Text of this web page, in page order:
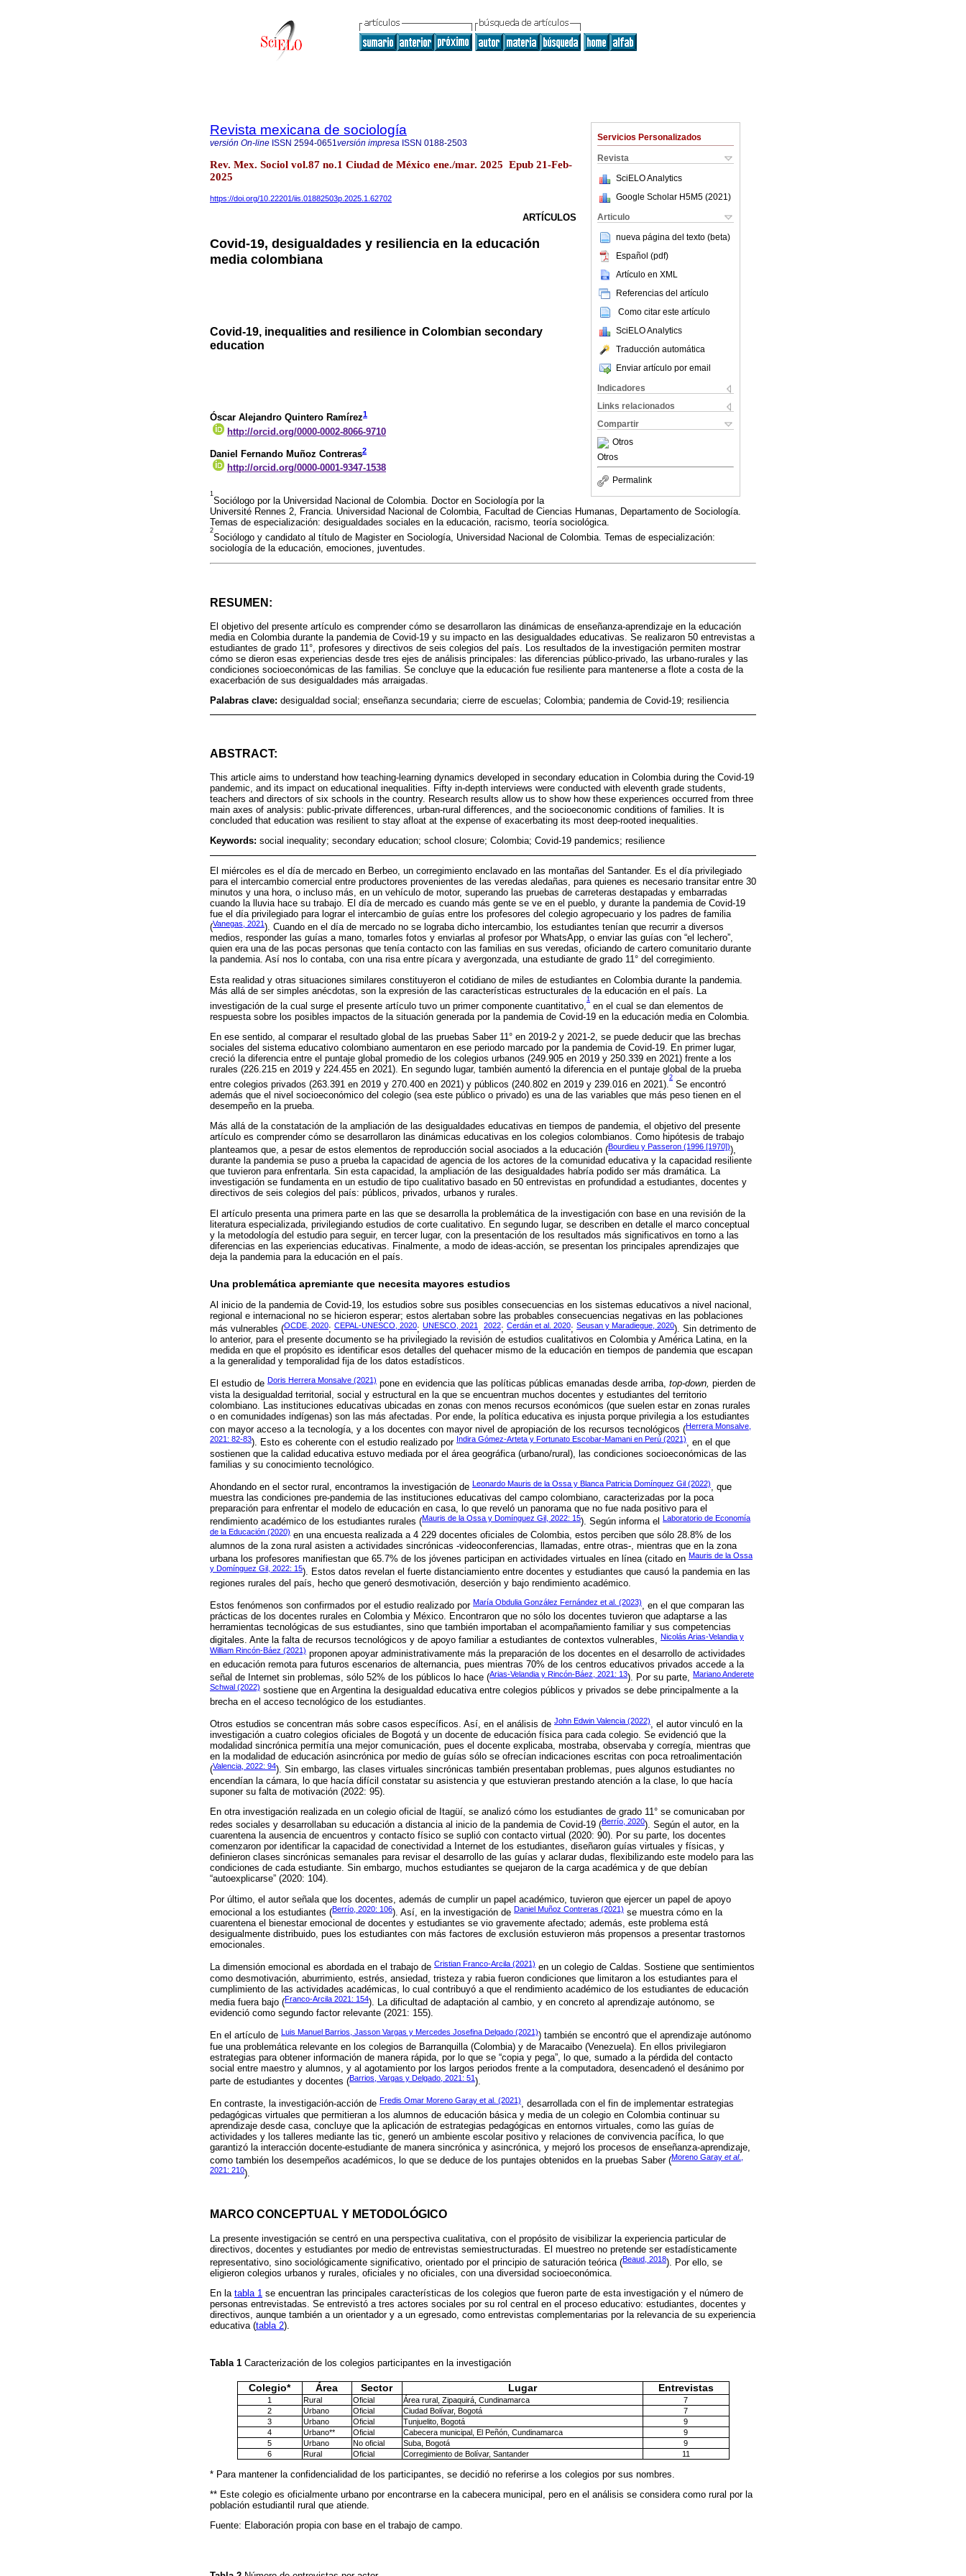
Servicios Personalizados
Revista
SciELO Analytics
Google Scholar H5M5 (2021 )
Articulo
nueva página del texto (beta)
Español (pdf)
Artículo en XML
Referencias del artículo
Como citar este artículo
SciELO Analytics
Traducción automática
Enviar artículo por email
Indicadores
Links relacionados
Compartir
Otros
Otros
Permalink
Revista mexicana de sociología
versión On-line ISSN 2594-0651versión impresa ISSN 0188-2503
Rev. Mex. Sociol vol.87 no.1 Ciudad de México ene./mar. 2025 Epub 21-Feb-
2025
https://doi.org/10.22201/iis.01882503p.2025.1.62702
ARTÍCULOS
Covid-19, desigualdades y resiliencia en la educación
media colombiana
Covid-19, inequalities and resilience in Colombian secondary
education
Óscar Alejandro Quintero Ramírez1
http://orcid.org/0000-0002-8066-9710
Daniel Fernando Muñoz Contreras2
http://orcid.org/0000-0001-9347-1538
1
Sociólogo por la Universidad Nacional de Colombia. Doctor en Sociología por la
Université Rennes 2, Francia. Universidad Nacional de Colombia, Facultad de Ciencias Humanas, Departamento de Sociología.
Temas de especialización: desigualdades sociales en la educación, racismo, teoría sociológica.
2
Sociólogo y candidato al título de Magister en Sociología, Universidad Nacional de Colombia. Temas de especialización:
sociología de la educación, emociones, juventudes.
RESUMEN:
El objetivo del presente artículo es comprender cómo se desarrollaron las dinámicas de enseñanza-aprendizaje en la educación
media en Colombia durante la pandemia de Covid-19 y su impacto en las desigualdades educativas. Se realizaron 50 entrevistas a
estudiantes de grado 11°, profesores y directivos de seis colegios del país. Los resultados de la investigación permiten mostrar
cómo se dieron esas experiencias desde tres ejes de análisis principales: las diferencias público-privado, las urbano-rurales y las
condiciones socioeconómicas de las familias. Se concluye que la educación fue resiliente para mantenerse a flote a costa de la
exacerbación de sus desigualdades más arraigadas.
Palabras clave: desigualdad social; enseñanza secundaria; cierre de escuelas; Colombia; pandemia de Covid-19; resiliencia
ABSTRACT:
This article aims to understand how teaching-learning dynamics developed in secondary education in Colombia during the Covid-19
pandemic, and its impact on educational inequalities. Fifty in-depth interviews were conducted with eleventh grade students,
teachers and directors of six schools in the country. Research results allow us to show how these experiences occurred from three
main axes of analysis: public-private differences, urban-rural differences, and the socioeconomic conditions of families. It is
concluded that education was resilient to stay afloat at the expense of exacerbating its most deep-rooted inequalities.
Keywords: social inequality; secondary education; school closure; Colombia; Covid-19 pandemics; resilience
El miércoles es el día de mercado en Berbeo, un corregimiento enclavado en las montañas del Santander. Es el día privilegiado
para el intercambio comercial entre productores provenientes de las veredas aledañas, para quienes es necesario transitar entre 30
minutos y una hora, o incluso más, en un vehículo de motor, superando las pruebas de carreteras destapadas y embarradas
cuando la lluvia hace su trabajo. El día de mercado es cuando más gente se ve en el pueblo, y durante la pandemia de Covid-19
fue el día privilegiado para lograr el intercambio de guías entre los profesores del colegio agropecuario y los padres de familia
(Vanegas, 2021). Cuando en el día de mercado no se lograba dicho intercambio, los estudiantes tenían que recurrir a diversos
medios, responder las guías a mano, tomarles fotos y enviarlas al profesor por WhatsApp, o enviar las guías con “el lechero”,
quien era una de las pocas personas que tenía contacto con las familias en sus veredas, oficiando de cartero comunitario durante
la pandemia. Así nos lo contaba, con una risa entre pícara y avergonzada, una estudiante de grado 11° del corregimiento.
Esta realidad y otras situaciones similares constituyeron el cotidiano de miles de estudiantes en Colombia durante la pandemia.
Más allá de ser simples anécdotas, son la expresión de las características estructurales de la educación en el país. La
investigación de la cual surge el presente artículo tuvo un primer componente cuantitativo,
1
en el cual se dan elementos de
respuesta sobre los posibles impactos de la situación generada por la pandemia de Covid-19 en la educación media en Colombia.
En ese sentido, al comparar el resultado global de las pruebas Saber 11° en 2019-2 y 2021-2, se puede deducir que las brechas
sociales del sistema educativo colombiano aumentaron en ese periodo marcado por la pandemia de Covid-19. En primer lugar,
creció la diferencia entre el puntaje global promedio de los colegios urbanos (249.905 en 2019 y 250.339 en 2021) frente a los
rurales (226.215 en 2019 y 224.455 en 2021). En segundo lugar, también aumentó la diferencia en el puntaje global de la prueba
entre colegios privados (263.391 en 2019 y 270.400 en 2021) y públicos (240.802 en 2019 y 239.016 en 2021).
2
Se encontró
además que el nivel socioeconómico del colegio (sea este público o privado) es una de las variables que más peso tienen en el
desempeño en la prueba.
Más allá de la constatación de la ampliación de las desigualdades educativas en tiempos de pandemia, el objetivo del presente
artículo es comprender cómo se desarrollaron las dinámicas educativas en los colegios colombianos. Como hipótesis de trabajo
planteamos que, a pesar de estos elementos de reproducción social asociados a la educación (Bourdieu y Passeron (1996 [1970])),
durante la pandemia se puso a prueba la capacidad de agencia de los actores de la comunidad educativa y la capacidad resiliente
que tuvieron para enfrentarla. Sin esta capacidad, la ampliación de las desigualdades habría podido ser más dramática. La
investigación se fundamenta en un estudio de tipo cualitativo basado en 50 entrevistas en profundidad a estudiantes, docentes y
directivos de seis colegios del país: públicos, privados, urbanos y rurales.
El artículo presenta una primera parte en las que se desarrolla la problemática de la investigación con base en una revisión de la
literatura especializada, privilegiando estudios de corte cualitativo. En segundo lugar, se describen en detalle el marco conceptual
y la metodología del estudio para seguir, en tercer lugar, con la presentación de los resultados más significativos en torno a las
diferencias en las experiencias educativas. Finalmente, a modo de ideas-acción, se presentan los principales aprendizajes que
deja la pandemia para la educación en el país.
Una problemática apremiante que necesita mayores estudios
Al inicio de la pandemia de Covid-19, los estudios sobre sus posibles consecuencias en los sistemas educativos a nivel nacional,
regional e internacional no se hicieron esperar; estos alertaban sobre las probables consecuencias negativas en las poblaciones
más vulnerables (OCDE, 2020; CEPAL-UNESCO, 2020; UNESCO, 2021 , 2022; Cerdán et al. 2020; Seusan y Maradiegue, 2020). Sin detrimento de
lo anterior, para el presente documento se ha privilegiado la revisión de estudios cualitativos en Colombia y América Latina, en la
medida en que el propósito es identificar esos detalles del quehacer mismo de la educación en tiempos de pandemia que escapan
a la generalidad y temporalidad fija de los datos estadísticos.
El estudio de Doris Herrera Monsalve (2021) pone en evidencia que las políticas públicas emanadas desde arriba, top-down, pierden de
vista la desigualdad territorial, social y estructural en la que se encuentran muchos docentes y estudiantes del territorio
colombiano. Las instituciones educativas ubicadas en zonas con menos recursos económicos (que suelen estar en zonas rurales
o en comunidades indígenas) son las más afectadas. Por ende, la política educativa es injusta porque privilegia a los estudiantes
con mayor acceso a la tecnología, y a los docentes con mayor nivel de apropiación de los recursos tecnológicos (Herrera Monsalve,
2021: 82-83). Esto es coherente con el estudio realizado por Indira Gómez-Arteta y Fortunato Escobar-Mamani en Perú (2021), en el que
sostienen que la calidad educativa estuvo mediada por el área geográfica (urbano/rural), las condiciones socioeconómicas de las
familias y su conocimiento tecnológico.
Ahondando en el sector rural, encontramos la investigación de Leonardo Mauris de la Ossa y Blanca Patricia Domínguez Gil (2022), que
muestra las condiciones pre-pandemia de las instituciones educativas del campo colombiano, caracterizadas por la poca
preparación para enfrentar el modelo de educación en casa, lo que reveló un panorama que no fue nada positivo para el
rendimiento académico de los estudiantes rurales (Mauris de la Ossa y Domínguez Gil, 2022: 15). Según informa el Laboratorio de Economía
de la Educación (2020) en una encuesta realizada a 4 229 docentes oficiales de Colombia, estos perciben que sólo 28.8% de los
alumnos de la zona rural asisten a actividades sincrónicas -videoconferencias, llamadas, entre otras-, mientras que en la zona
urbana los profesores manifiestan que 65.7% de los jóvenes participan en actividades virtuales en línea (citado en Mauris de la Ossa
y Domínguez Gil, 2022: 15). Estos datos revelan el fuerte distanciamiento entre docentes y estudiantes que causó la pandemia en las
regiones rurales del país, hecho que generó desmotivación, deserción y bajo rendimiento académico.
Estos fenómenos son confirmados por el estudio realizado por María Obdulia González Fernández et al. (2023), en el que comparan las
prácticas de los docentes rurales en Colombia y México. Encontraron que no sólo los docentes tuvieron que adaptarse a las
herramientas tecnológicas de sus estudiantes, sino que también importaban el acompañamiento familiar y sus competencias
digitales. Ante la falta de recursos tecnológicos y de apoyo familiar a estudiantes de contextos vulnerables, Nicolás Arias-Velandia y
William Rincón-Báez (2021) proponen apoyar administrativamente más la preparación de los docentes en el desarrollo de actividades
en educación remota para futuros escenarios de alternancia, pues mientras 70% de los centros educativos privados accede a la
señal de Internet sin problemas, sólo 52% de los públicos lo hace (Arias-Velandia y Rincón-Báez, 2021: 13). Por su parte, Mariano Anderete
Schwal (2022) sostiene que en Argentina la desigualdad educativa entre colegios públicos y privados se debe principalmente a la
brecha en el acceso tecnológico de los estudiantes.
Otros estudios se concentran más sobre casos específicos. Así, en el análisis de John Edwin Valencia (2022), el autor vinculó en la
investigación a cuatro colegios oficiales de Bogotá y un docente de educación física para cada colegio. Se evidenció que la
modalidad sincrónica permitía una mejor comunicación, pues el docente explicaba, mostraba, observaba y corregía, mientras que
en la modalidad de educación asincrónica por medio de guías sólo se ofrecían indicaciones escritas con poca retroalimentación
(Valencia, 2022: 94). Sin embargo, las clases virtuales sincrónicas también presentaban problemas, pues algunos estudiantes no
encendían la cámara, lo que hacía difícil constatar su asistencia y que estuvieran prestando atención a la clase, lo que hacía
suponer su falta de motivación (2022: 95).
En otra investigación realizada en un colegio oficial de Itagüí, se analizó cómo los estudiantes de grado 11° se comunicaban por
redes sociales y desarrollaban su educación a distancia al inicio de la pandemia de Covid-19 (Berrío, 2020). Según el autor, en la
cuarentena la ausencia de encuentros y contacto físico se suplió con contacto virtual (2020: 90). Por su parte, los docentes
comenzaron por identificar la capacidad de conectividad a Internet de los estudiantes, diseñaron guías virtuales y físicas, y
definieron clases sincrónicas semanales para revisar el desarrollo de las guías y aclarar dudas, flexibilizando este modelo para las
condiciones de cada estudiante. Sin embargo, muchos estudiantes se quejaron de la carga académica y de que debían
“autoexplicarse” (2020: 104).
Por último, el autor señala que los docentes, además de cumplir un papel académico, tuvieron que ejercer un papel de apoyo
emocional a los estudiantes (Berrío, 2020: 106). Así, en la investigación de Daniel Muñoz Contreras (2021) se muestra cómo en la
cuarentena el bienestar emocional de docentes y estudiantes se vio gravemente afectado; además, este problema está
desigualmente distribuido, pues los estudiantes con más factores de exclusión estuvieron más propensos a presentar trastornos
emocionales.
La dimensión emocional es abordada en el trabajo de Cristian Franco-Arcila (2021) en un colegio de Caldas. Sostiene que sentimientos
como desmotivación, aburrimiento, estrés, ansiedad, tristeza y rabia fueron condiciones que limitaron a los estudiantes para el
cumplimiento de las actividades académicas, lo cual contribuyó a que el rendimiento académico de los estudiantes de educación
media fuera bajo (Franco-Arcila 2021: 154). La dificultad de adaptación al cambio, y en concreto al aprendizaje autónomo, se
evidenció como segundo factor relevante (2021: 155).
En el artículo de Luis Manuel Barrios, Jasson Vargas y Mercedes Josefina Delgado (2021)) también se encontró que el aprendizaje autónomo
fue una problemática relevante en los colegios de Barranquilla (Colombia) y de Maracaibo (Venezuela). En ellos privilegiaron
estrategias para obtener información de manera rápida, por lo que se “copia y pega”, lo que, sumado a la pérdida del contacto
social entre maestro y alumnos, y al agotamiento por los largos periodos frente a la computadora, desencadenó el desánimo por
parte de estudiantes y docentes (Barrios, Vargas y Delgado, 2021: 51).
En contraste, la investigación-acción de Fredis Omar Moreno Garay et al. (2021), desarrollada con el fin de implementar estrategias
pedagógicas virtuales que permitieran a los alumnos de educación básica y media de un colegio en Colombia continuar su
aprendizaje desde casa, concluye que la aplicación de estrategias pedagógicas en entornos virtuales, como las guías de
actividades y los talleres mediante las tic, generó un ambiente escolar positivo y relaciones de convivencia pacífica, lo que
garantizó la interacción docente-estudiante de manera sincrónica y asincrónica, y mejoró los procesos de enseñanza-aprendizaje,
como también los desempeños académicos, lo que se deduce de los puntajes obtenidos en la pruebas Saber (Moreno Garay et al.,
2021: 210).
MARCO CONCEPTUAL Y METODOLÓGICO
La presente investigación se centró en una perspectiva cualitativa, con el propósito de visibilizar la experiencia particular de
directivos, docentes y estudiantes por medio de entrevistas semiestructuradas. El muestreo no pretende ser estadísticamente
representativo, sino sociológicamente significativo, orientado por el principio de saturación teórica (Beaud, 2018). Por ello, se
eligieron colegios urbanos y rurales, oficiales y no oficiales, con una diversidad socioeconómica.
En la tabla 1 se encuentran las principales características de los colegios que fueron parte de esta investigación y el número de
personas entrevistadas. Se entrevistó a tres actores sociales por su rol central en el proceso educativo: estudiantes, docentes y
directivos, aunque también a un orientador y a un egresado, como entrevistas complementarias por la relevancia de su experiencia
educativa (tabla 2).
Tabla 1 Caracterización de los colegios participantes en la investigación
Colegio* Área Sector Lugar Entrevistas
1 Rural Oficial Área rural, Zipaquirá, Cundinamarca
7
2
Urbano Oficial Ciudad Bolívar, Bogotá
7
3
Urbano Oficial Tunjuelito, Bogotá
9
4
Urbano** Oficial Cabecera municipal, El Peñón, Cundinamarca
9
5
Urbano No oficial Suba, Bogotá
9
6
Rural Oficial Corregimiento de Bolívar, Santander 11
* Para mantener la confidencialidad de los participantes, se decidió no referirse a los colegios por sus nombres.
** Este colegio es oficialmente urbano por encontrarse en la cabecera municipal, pero en el análisis se considera como rural por la
población estudiantil rural que atiende.
Fuente: Elaboración propia con base en el trabajo de campo.